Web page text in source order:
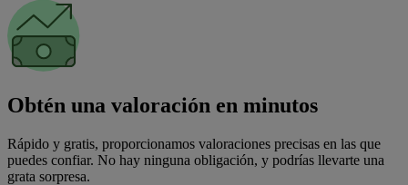
Obtén una valoración en minutos
Rápido y gratis, proporcionamos valoraciones precisas en las que
puedes confiar. No hay ninguna obligación, y podrías llevarte una
grata sorpresa.